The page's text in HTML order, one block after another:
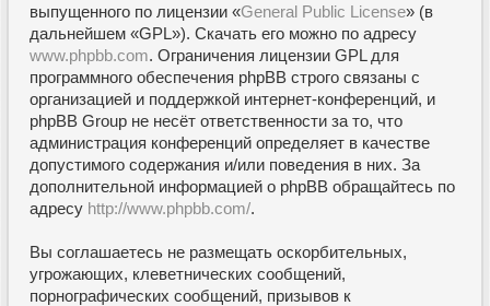
выпущенного по лицензии «General Public License» (в
дальнейшем «GPL»). Скачать его можно по адресу
www.phpbb.com. Ограничения лицензии GPL для
программного обеспечения phpBB строго связаны с
организацией и поддержкой интернет-конференций, и
phpBB Group не несёт ответственности за то, что
администрация конференций определяет в качестве
допустимого содержания и/или поведения в них. За
дополнительной информацией о phpBB обращайтесь по
адресу http://www.phpbb.com/.
Вы соглашаетесь не размещать оскорбительных,
угрожающих, клеветнических сообщений,
порнографических сообщений, призывов к